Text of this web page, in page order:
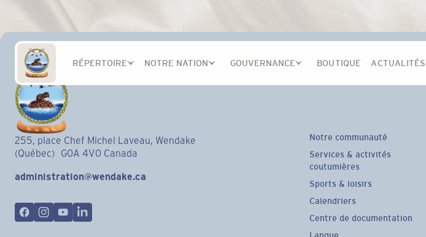
RÉPERTOIRE NOTRE NATION GOUVERNANCE BOUTIQUE ACTUALITÉS
255, place Chef Michel Laveau, Wendake
(Québec) G0A 4V0 Canada
administration@wendake.ca
Notre communauté
Services & activités
coutumières
Sports & loisirs
Calendriers
Centre de documentation